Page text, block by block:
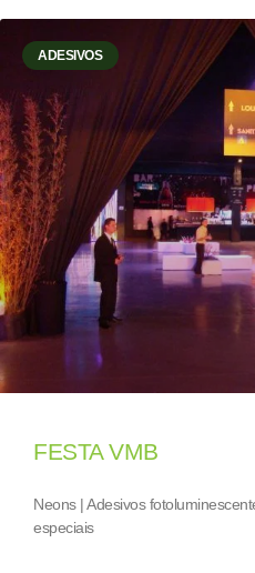
ADESIVOS
FESTA VMB
Neons | Adesivos
especiais